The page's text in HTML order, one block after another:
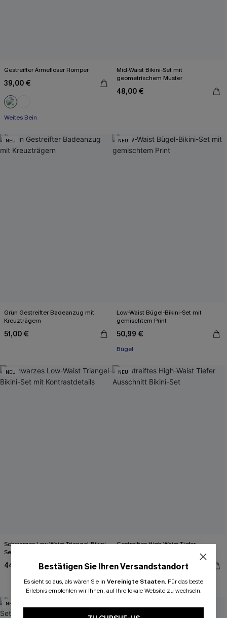
Gestreifter Ärmelloser Romper
39,00 €
Weites Bein
Mid-Waist Bikini-Set mit
geometrischem Muster
48,00 €
NEU
Grün Gestreifter Badeanzug mit
Kreuzträgern
51,00 €
NEU
Low-Waist Bügel-Bikini-Set mit
gemischtem Print
50,99 €
Bügel
NEU
Schwarzes Low-Waist Triangel-Bikini-
Set mit Kontrastdetails
44,00 €
NEU
Gestreiftes High-Waist Tiefer
51,00 €
High waist
NEU
Bestätigen Sie Ihren Versandstandort
Es sieht so aus, als wären Sie in Vereinigte Staaten. Für das beste
Erlebnis empfehlen wir Ihnen, auf Ihre lokale Website zu wechseln.